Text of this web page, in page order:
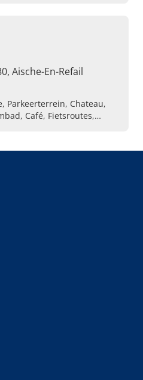
Aische-En-Refail
Parkeerterrein, Chateau,
Café, Fietsroutes,